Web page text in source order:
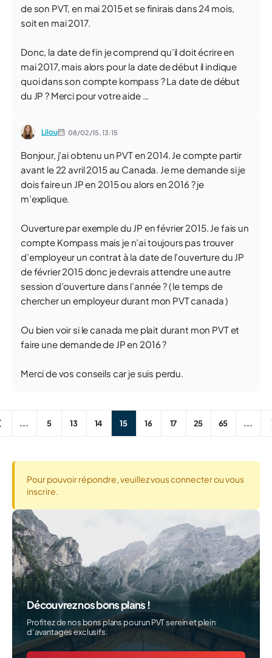
de son PVT, en mai 2015 et se finirais dans 24 mois,
soit en mai 2017.
Donc, la date de fin je comprend qu’il doit écrire en
mai 2017, mais alors pour la date de début il indique
quoi dans son compte kompass ? La date de début
du JP ? Merci pour votre aide …
Lilou 08/02/15,13:15
Bonjour, j’ai obtenu un PVT en 2014. Je compte partir
avant le 22 avril 2015 au Canada. Je me demande si je
dois faire un JP en 2015 ou alors en 2016 ? je
m’explique.
Ouverture par exemple du JP en février 2015. Je fais un
compte Kompass mais je n’ai toujours pas trouver
d’employeur un contrat à la date de l’ouverture du JP
de février 2015 donc je devrais attendre une autre
session d’ouverture dans l’année ? ( le temps de
chercher un employeur durant mon PVT canada )
Ou bien voir si le canada me plait durant mon PVT et
faire une demande de JP en 2016 ?
Merci de vos conseils car je suis perdu.
... 5 13 14 15 16 17 25 65 ...
Pour pouvoir répondre, veuillez vous connecter ou vous
inscrire.
Découvrez nos bons plans !
Profitez de nos bons plans pour un PVT serein et plein
d’avantages exclusifs.